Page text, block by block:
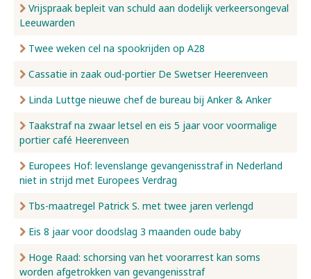
Vrijspraak bepleit van schuld aan dodelijk verkeersongeval
Leeuwarden
Twee weken cel na spookrijden op A28
Cassatie in zaak oud-portier De Swetser Heerenveen
Linda Luttge nieuwe chef de bureau bij Anker & Anker
Taakstraf na zwaar letsel en eis 5 jaar voor voormalige
portier café Heerenveen
Europees Hof: levenslange gevangenisstraf in Nederland
niet in strijd met Europees Verdrag
Tbs-maatregel Patrick S. met twee jaren verlengd
Eis 8 jaar voor doodslag 3 maanden oude baby
Hoge Raad: schorsing van het voorarrest kan soms
worden afgetrokken van gevangenisstraf